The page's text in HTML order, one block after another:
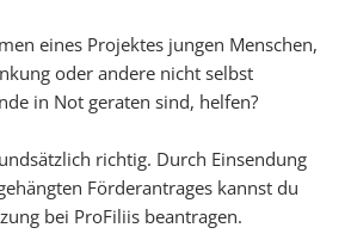
eines Projektes jungen Menschen,
oder andere nicht selbst
in Not geraten sind, helfen?
richtig. Durch Einsendung
Förderantrages kannst du
bei ProFiliis beantragen.